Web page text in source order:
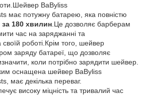
BaByliss
має потужну батарею, яка повністю
за 180 хвилин .Це дозволяє барберам
час на заряджанні та
роботі.Крім того, шейвер
заряду батареї, що дозволяє
коли потрібно зарядити шейвер.
оснащена шейвер BaByliss
має декілька переваг.
високу міцність та тривалий час